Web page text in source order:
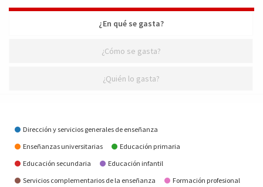
¿En qué se gasta?
¿Cómo se gasta?
¿Quién lo gasta?
¿En qué se gasta?
Dirección y servicios generales de enseñanza
Enseñanzas universitarias
Educación primaria
Educación secundaria
Educación infantil
Servicios complementarios de la enseñanza
Formación profesional